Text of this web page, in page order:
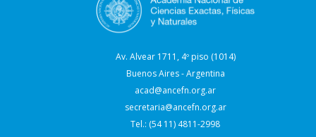
Av. Alvear 1711, 4º piso (1014)
Buenos Aires - Argentina
acad@ancefn.org.ar
secretaria@ancefn.org.ar
Tel.: (54 11) 4811-2998